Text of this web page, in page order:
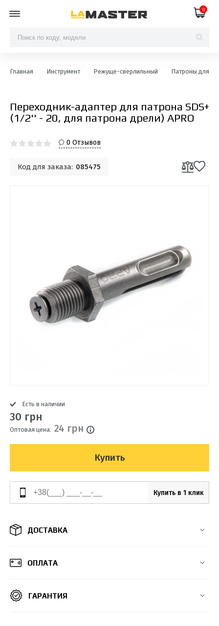
0
Главная Инструмент Режуще-сверлильный Патроны для
Переходник-адаптер для патрона SDS+
(1/2'' - 20, для патрона дрели) APRO
0 Отзывов
Код для заказа: 085475
Есть в наличии
30 грн
Оптовая цена: 24 грн
Купить
Купить в 1 клик
ДОСТАВКА
ОПЛАТА
ГАРАНТИЯ